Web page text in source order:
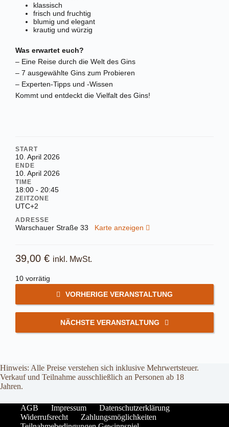
klassisch
frisch und fruchtig
blumig und elegant
krautig und würzig
Was erwartet euch?
– Eine Reise durch die Welt des Gins
– 7 ausgewählte Gins zum Probieren
– Experten-Tipps und -Wissen
Kommt und entdeckt die Vielfalt des Gins!
START
10. April 2026
ENDE
10. April 2026
TIME
18:00 - 20:45
ZEITZONE
UTC+2
ADRESSE
Warschauer Straße 33 Karte anzeigen
39,00 € inkl. MwSt.
10 vorrätig
VORHERIGE VERANSTALTUNG
NÄCHSTE VERANSTALTUNG
Hinweis: Alle Preise verstehen sich inklusive Mehrwertsteuer.
Verkauf und Teilnahme ausschließlich an Personen ab 18
Jahren.
AGB Impressum
Datenschutzerklärung
Widerrufsrecht
Zahlungsmöglichkeiten